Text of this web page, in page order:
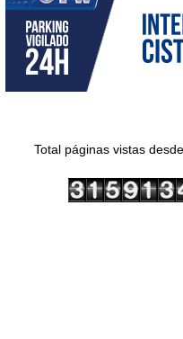
Total páginas vistas